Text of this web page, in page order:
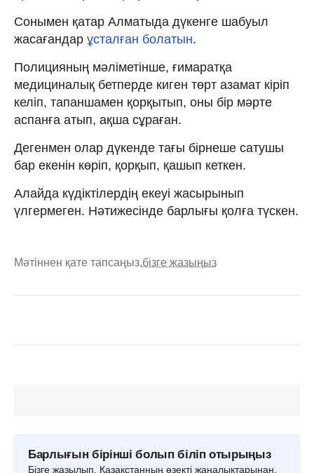
Сонымен қатар Алматыда дүкенге шабуыл
жасағандар ұсталған болатын.
Полицияның мәліметінше, ғимаратқа
медициналық бетперде киген төрт азамат кіріп
келіп, тапаншамен қорқытып, оны бір мәрте
аспанға атып, ақша сұраған.
Дегенмен олар дүкенде тағы бірнеше сатушы
бар екенін көріп, қорқып, қашып кеткен.
Алайда күдіктілердің екеуі жасырынып
үлгермеген. Нәтижесінде барлығы қолға түскен.
Мәтіннен қате тапсаңыз,бізге жазыңыз
Барлығын бірінші болып біліп отырыңыз
Бізге жазылып, Қазақстанның өзекті жаңалықтарынан,